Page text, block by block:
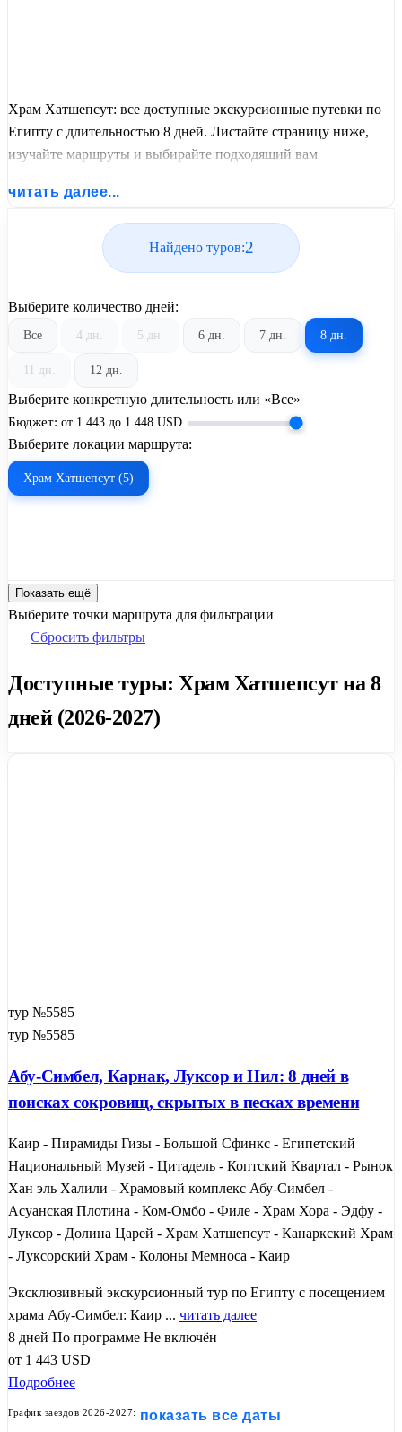
Храм Хатшепсут: все доступные экскурсионные путевки по
Египту с длительностью 8 дней. Листайте страницу ниже,
изучайте маршруты и выбирайте подходящий вам
United Travel Systems.
читать далее...
Найдено туров:2
Выберите количество дней:
Все 4 дн. 5 дн. 6 дн. 7 дн. 8 дн.
11 дн. 12 дн.
Выберите конкретную длительность или «Все»
Бюджет: от 1 443 до 1 448 USD
Выберите локации маршрута:
Храм Хатшепсут (5)
Показать ещё
Выберите точки маршрута для фильтрации
Сбросить фильтры
Доступные туры: Храм Хатшепсут на 8
дней (2026-2027)
тур №5585
тур №5585
Абу-Симбел, Карнак, Луксор и Нил: 8 дней в
поисках сокровищ, скрытых в песках времени
Каир - Пирамиды Гизы - Большой Сфинкс - Египетский
Национальный Музей - Цитадель - Коптский Квартал - Рынок
Хан эль Халили - Храмовый комплекс Абу-Симбел -
Асуанская Плотина - Ком-Омбо - Филе - Храм Хора - Эдфу -
Луксор - Долина Царей - Храм Хатшепсут - Канаркский Храм
- Луксорский Храм - Колоны Мемноса - Каир
Эксклюзивный экскурсионный тур по Египту с посещением
храма Абу-Симбел: Каир ... читать далее
8 дней По программе Не включён
от 1 443 USD
Подробнее
График заездов 2026-2027: показать все даты